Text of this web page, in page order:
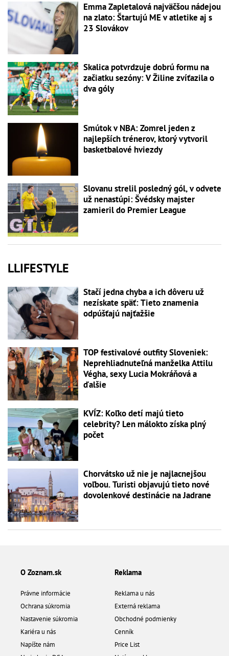
Emma Zapletalová najväčšou nádejou
na zlato: Štartujú ME v atletike aj s
23 Slovákov
Skalica potvrdzuje dobrú formu na
začiatku sezóny: V Žiline zvíťazila o
dva góly
Smútok v NBA: Zomrel jeden z
najlepších trénerov, ktorý vytvoril
basketbalové hviezdy
Slovanu strelil posledný gól, v odvete
už nenastúpi: Švédsky majster
zamieril do Premier League
LLIFESTYLE
Stačí jedna chyba a ich dôveru už
nezískate späť: Tieto znamenia
odpúšťajú najťažšie
TOP festivalové outfity Sloveniek:
Neprehliadnuteľná manželka Attilu
Végha, sexy Lucia Mokráňová a
ďalšie
KVÍZ: Koľko detí majú tieto
celebrity? Len málokto získa plný
počet
Chorvátsko už nie je najlacnejšou
voľbou. Turisti objavujú tieto nové
dovolenkové destinácie na Jadrane
O Zoznam.sk
Právne informácie
Ochrana súkromia
Nastavenie súkromia
Kariéra u nás
Napíšte nám
Reklama
Reklama u nás
Externá reklama
Obchodné podmienky
Cenník
Price List